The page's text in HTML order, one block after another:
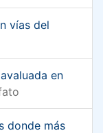
vías del
en
donde más